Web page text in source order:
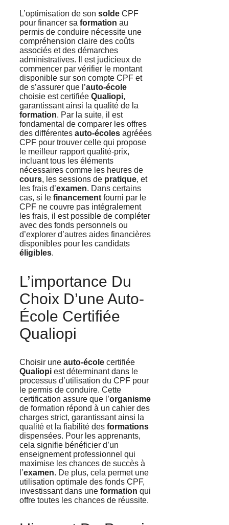
L’optimisation de son solde CPF
pour financer sa formation au
permis de conduire nécessite une
compréhension claire des coûts
associés et des démarches
administratives. Il est judicieux de
commencer par vérifier le montant
disponible sur son compte CPF et
de s’assurer que l’auto-école
choisie est certifiée Qualiopi,
garantissant ainsi la qualité de la
formation. Par la suite, il est
fondamental de comparer les offres
des différentes auto-écoles agréées
CPF pour trouver celle qui propose
le meilleur rapport qualité-prix,
incluant tous les éléments
nécessaires comme les heures de
cours, les sessions de pratique, et
les frais d’examen. Dans certains
cas, si le financement fourni par le
CPF ne couvre pas intégralement
les frais, il est possible de compléter
avec des fonds personnels ou
d’explorer d’autres aides financières
disponibles pour les candidats
éligibles.
L’importance Du
Choix D’une Auto-
École Certifiée
Qualiopi
Choisir une auto-école certifiée
Qualiopi est déterminant dans le
processus d’utilisation du CPF pour
le permis de conduire. Cette
certification assure que l’organisme
de formation répond à un cahier des
charges strict, garantissant ainsi la
qualité et la fiabilité des formations
dispensées. Pour les apprenants,
cela signifie bénéficier d’un
enseignement professionnel qui
maximise les chances de succès à
l’examen. De plus, cela permet une
utilisation optimale des fonds CPF,
investissant dans une formation qui
offre toutes les chances de réussite.